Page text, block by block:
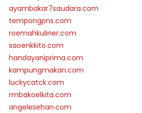
ayambakar7saudara.com
tempongpns.com
roemahkuliner.com
saoenkkito.com
handayaniprima.com
kampungmakan.com
luckycatck.com
rmbakoelkita.com
angelesehan.com